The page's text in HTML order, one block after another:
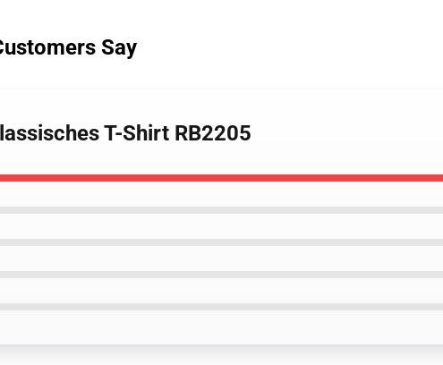
Say
T-Shirt RB2205